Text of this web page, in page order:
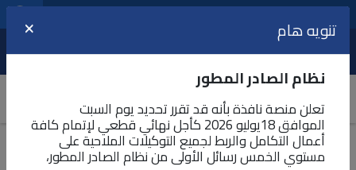
عرض
مركز التحميل
تنويه هام ×
نظام الصادر المطور
تعلن منصة نافذة بأنه قد تقرر تحديد يوم السبت
الموافق 18يوليو 2026 كأجل نهائي قطعي لإتمام كافة
أعمال التكامل والربط لجميع التوكيلات الملاحية على
مستوي الخمس رسائل الأولى من نظام الصادر المطور،